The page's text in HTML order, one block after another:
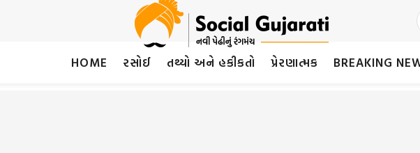
HOME રસોઈ તથ્યો અને હકીકતો પ્રેરણાત્મક BREAKING